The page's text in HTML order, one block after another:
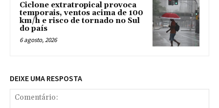
Ciclone extratropical provoca
temporais, ventos acima de 100
km/h e risco de tornado no Sul
do país
6 agosto, 2026
DEIXE UMA RESPOSTA